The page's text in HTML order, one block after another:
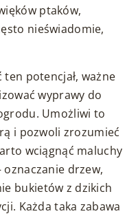
ptaków,
nieświadomie,
ten potencjał, ważne
wyprawy do
Umożliwi to
i pozwoli zrozumieć
wciągnąć maluchy
drzew,
bukietów z dzikich
Każda taka zabawa